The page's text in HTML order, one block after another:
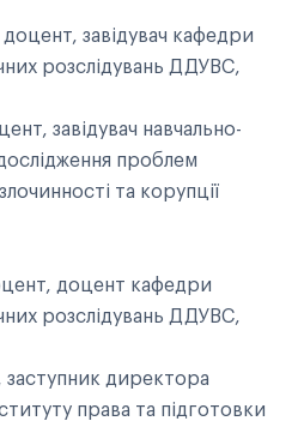
завідувач кафедри
розслідувань ДДУВС,
завідувач навчально-
проблем
та корупції
доцент кафедри
розслідувань ДДУВС,
заступник директора
права та підготовки